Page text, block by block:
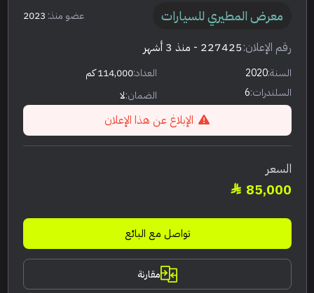
معرض المطيري للسيارات عضو منذ: 2023
رقم الإعلان:227425 - منذ 3 أشهر
السنة:2020 العداد:114,000 كم
السلندرات:6 الضمان:لا
الإبلاغ عن هذا الإعلان
السعر
85,000
تواصل مع البائع
مقارنة